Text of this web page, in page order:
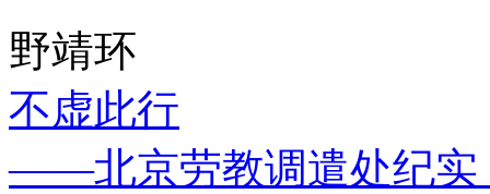
野靖环
不虚此行
——北京劳教调遣处纪实